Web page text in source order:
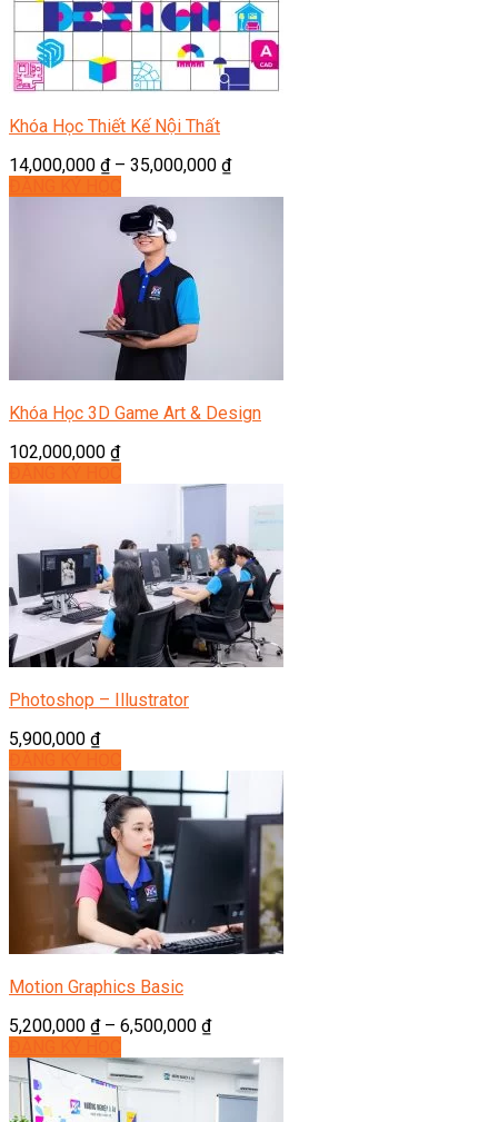
Khóa Học Thiết Kế Nội Thất
14,000,000 ₫– 35,000,000 ₫
Khóa Học 3D Game Art & Design
102,000,000 ₫
Photoshop – Illustrator
5,900,000 ₫
Motion Graphics Basic
5,200,000 ₫– 6,500,000 ₫